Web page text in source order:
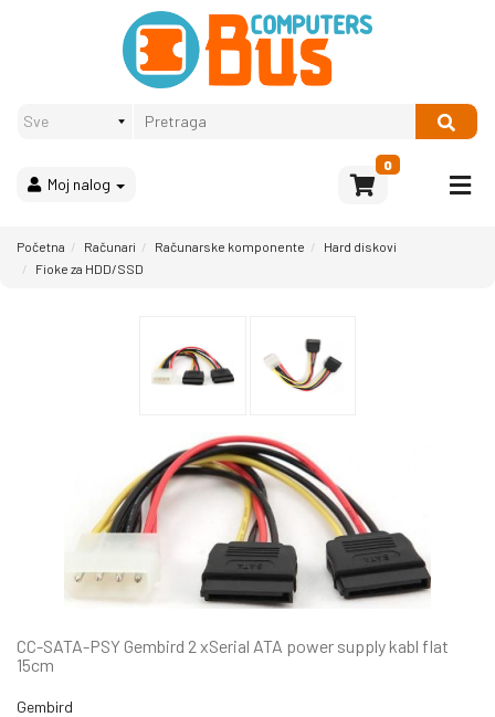
Moj nalog
0
Računari
Bela
kućni
Početna Računari Računarske komponente
Hard diskovi
Fioke za HDD/SSD
CC-SATA-PSY Gembird 2 xSerial ATA power supply kabl flat
15cm
Gembird